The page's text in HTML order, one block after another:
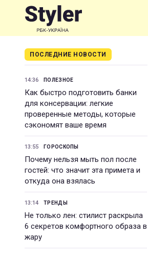
ПОСЛЕДНИЕ НОВОСТИ
14:36 ПОЛЕЗНОЕ
Как быстро подготовить банки
для консервации: легкие
проверенные методы, которые
сэкономят ваше время
13:55 ГОРОСКОПЫ
Почему нельзя мыть пол после
гостей: что значит эта примета и
откуда она взялась
13:14 ТРЕНДЫ
Не только лен: стилист раскрыла
6 секретов комфортного образа в
жару